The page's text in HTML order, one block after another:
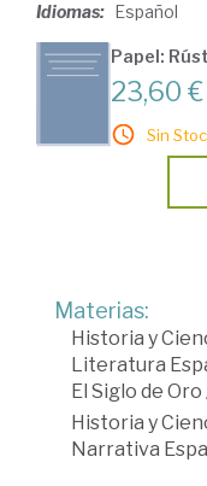
Idiomas: Español
Papel:
23,60 €
Sin
Materias:
Historia y
Literatura
El Siglo de Oro
Historia y
Narrativa